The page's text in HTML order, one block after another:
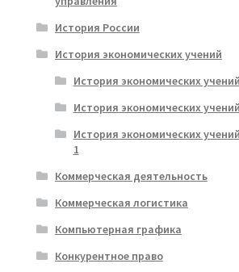
История России
История экономических учений
История экономических
История экономических
История экономических
1
Коммерческая деятельность
Коммерческая логистика
Компьютерная графика
Конкурентное право